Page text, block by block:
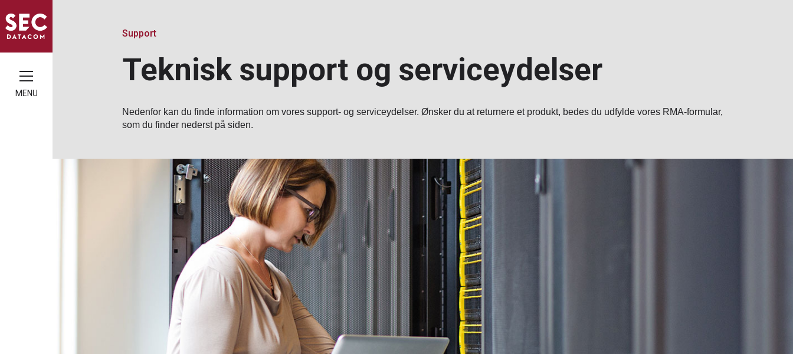
MENU
Support
Teknisk support og serviceydelser
Nedenfor kan du finde information om vores support- og serviceydelser. Ønsker du at returnere et produkt, bedes du udfylde vores RMA-formular,
som du finder nederst på siden.